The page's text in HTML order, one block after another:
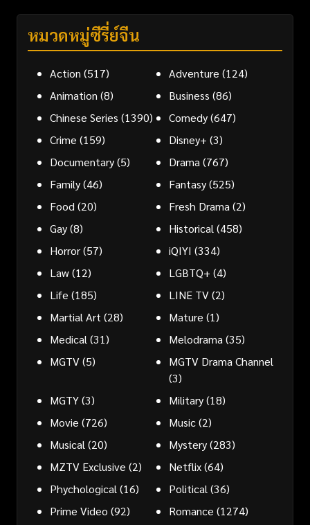
หมวดหมู่ซีรี่ย์จีน
Action (517) Adventure (124)
Animation (8) Business (86)
Chinese Series (1390) Comedy(647)
Crime (159) Disney+ (3)
Documentary(5) Drama (767)
Family(46) Fantasy(525)
Food (20) Fresh Drama (2)
Gay(8) Historical (458)
Horror(57) iQIYI (334)
Law(12) LGBTQ+ (4)
Life (185) LINE TV(2)
Martial Art (28) Mature (1)
Medical (31) Melodrama (35)
MGTV(5)
MGTV Drama Channel
(3)
MGTY(3) Military(18)
Movie (726) Music(2)
Musical (20) Mystery(283)
MZTV Exclusive (2) Netflix(64)
Phychological (16) Political (36)
Prime Video (92) Romance (1274)